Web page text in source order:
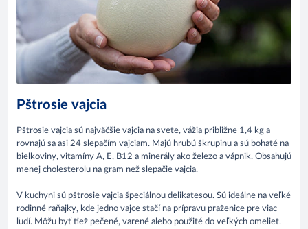
Pštrosie vajcia
Pštrosie vajcia sú najväčšie vajcia na svete, vážia približne 1,4 kg a
rovnajú sa asi 24 slepačím vajciam. Majú hrubú škrupinu a sú bohaté na
bielkoviny, vitamíny A, E, B12 a minerály ako železo a vápnik. Obsahujú
menej cholesterolu na gram než slepačie vajcia.
V kuchyni sú pštrosie vajcia špeciálnou delikatesou. Sú ideálne na veľké
rodinné raňajky, kde jedno vajce stačí na prípravu praženice pre viac
ľudí. Môžu byť tiež pečené, varené alebo použité do veľkých omeliet.